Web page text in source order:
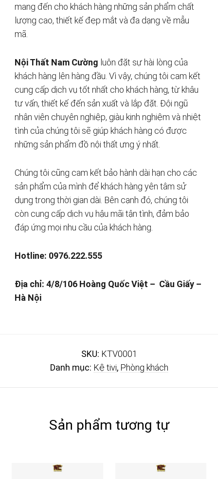
mang đến cho khách hàng những sản phẩm chất
lượng cao, thiết kế đẹp mắt và đa dạng về mẫu
mã.
Nội Thất Nam Cường luôn đặt sự hài lòng của
khách hàng lên hàng đầu. Vì vậy, chúng tôi cam kết
cung cấp dịch vụ tốt nhất cho khách hàng, từ khâu
tư vấn, thiết kế đến sản xuất và lắp đặt. Đội ngũ
nhân viên chuyên nghiệp, giàu kinh nghiệm và nhiệt
tình của chúng tôi sẽ giúp khách hàng có được
những sản phẩm đồ nội thất ưng ý nhất.
Chúng tôi cũng cam kết bảo hành dài hạn cho các
sản phẩm của mình để khách hàng yên tâm sử
dụng trong thời gian dài. Bên cạnh đó, chúng tôi
còn cung cấp dịch vụ hậu mãi tận tình, đảm bảo
đáp ứng mọi nhu cầu của khách hàng.
Hotline: 0976.222.555
Địa chỉ: 4/8/106 Hoàng Quốc Việt – Cầu Giấy –
Hà Nội
SKU: KTV0001
Danh mục: Kệ tivi, Phòng khách
Sản phẩm tương tự